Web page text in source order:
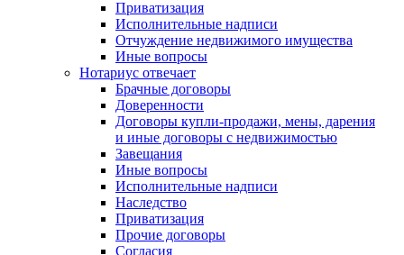
Приватизация
Исполнительные надписи
Отчуждение недвижимого имущества
Иные вопросы
Нотариус отвечает
Брачные договоры
Доверенности
Договоры купли-продажи, мены, дарения
и иные договоры с недвижимостью
Завещания
Иные вопросы
Исполнительные надписи
Наследство
Приватизация
Прочие договоры
Согласия